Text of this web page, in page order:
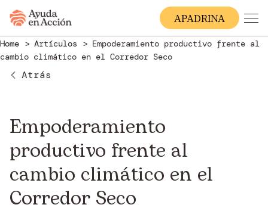
APADRINA
Home Artículos
Empoderamiento productivo frente al
cambio climático en el Corredor Seco
Atrás
Empoderamiento
productivo frente al
cambio climático en el
Corredor Seco